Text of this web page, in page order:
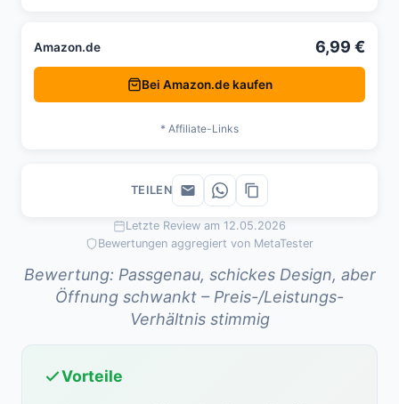
Letzte Review am 12.05.2026
Bewertungen aggregiert von MetaTester
Bewertung: Passgenau, schickes Design, aber
Öffnung schwankt – Preis-/Leistungs-
Verhältnis stimmig
Vorteile
Amazon.de 6,99 €
Bei Amazon.de kaufen
* Affiliate-Links
TEILEN